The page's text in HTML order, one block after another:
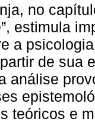
no
estimula
a
de sua
análise
teóricos e